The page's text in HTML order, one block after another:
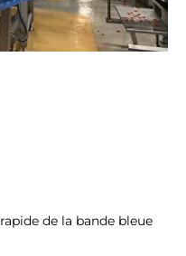
de la bande bleue